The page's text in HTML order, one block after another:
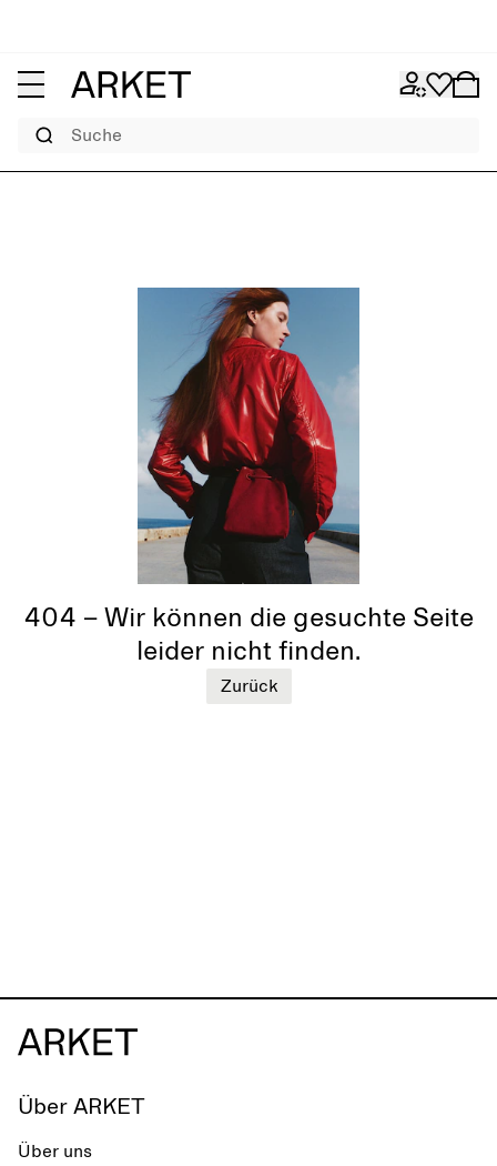
Suche
404 – Wir können die gesuchte Seite
leider nicht finden.
Zurück
Über ARKET
Über uns